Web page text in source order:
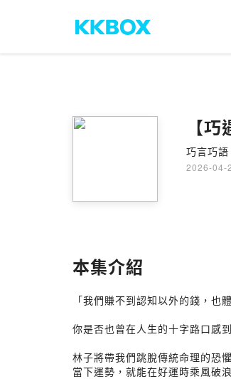
【
巧言巧語
2026-04-
本集介紹
「我們賺不到認知以外的錢，也
你是否也曾在人生的十字路口感
林子將帶我們跳脫傳統命理的恐
當下運勢，就能在好運時乘風破